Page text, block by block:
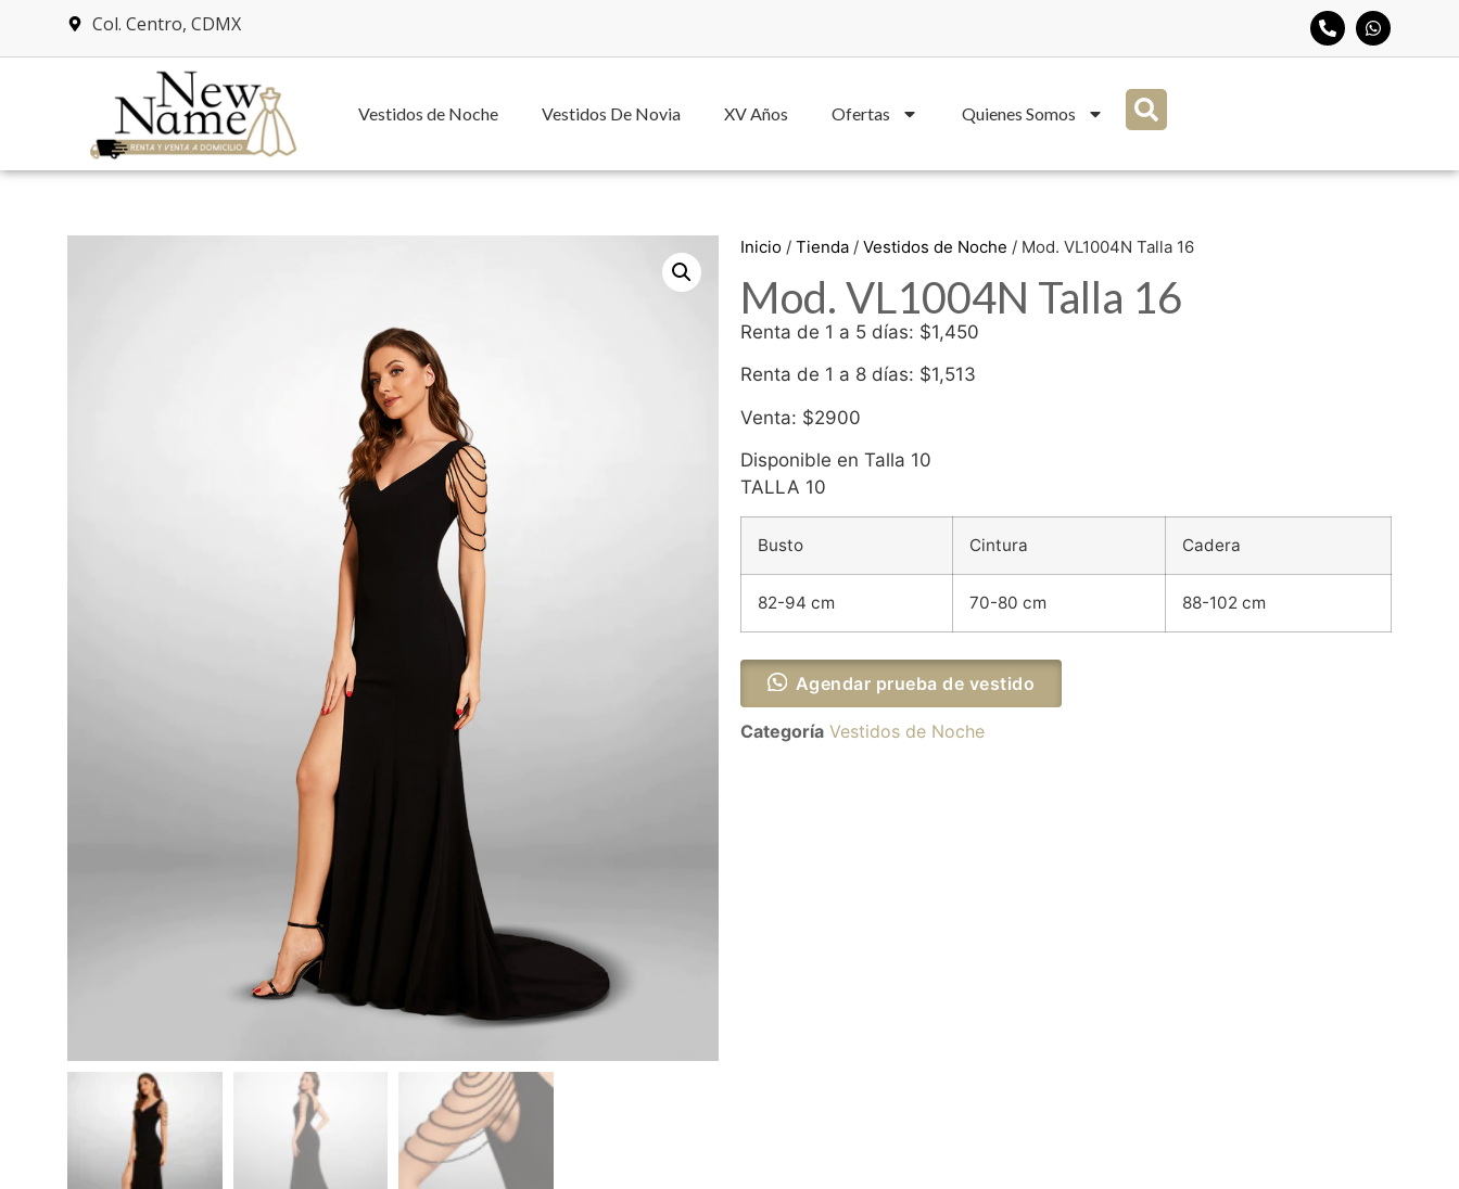
Col. Centro, CDMX
Vestidos de Noche Vestidos De Novia XV Años Ofertas Quienes Somos
Inicio / Tienda / Vestidos de Noche / Mod. VL1004N Talla 16
Mod. VL1004N Talla 16
Renta de 1 a 5 días: $1,450
Renta de 1 a 8 días: $1,513
Venta: $2900
Disponible en Talla 10
TALLA 10
Busto Cintura Cadera
82-94 cm 70-80 cm 88-102 cm
Agendar prueba de vestido
Categoría Vestidos de Noche